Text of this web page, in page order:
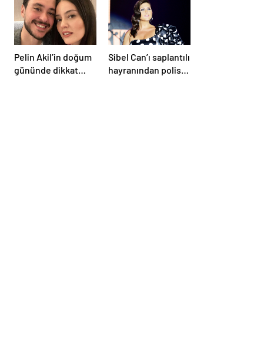
Pelin Akil’in doğum
gününde dikkat
Sibel Can’ı saplantılı
hayranından polis